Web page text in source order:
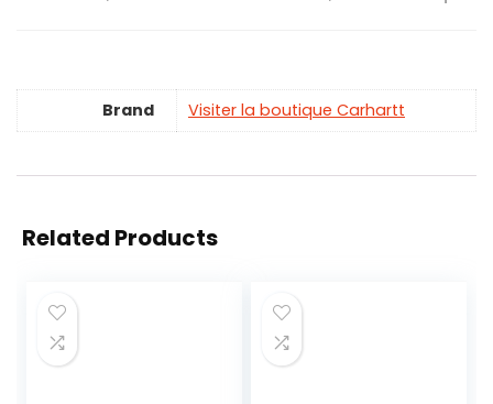
Brand Visiter la boutique Carhartt
Related Products